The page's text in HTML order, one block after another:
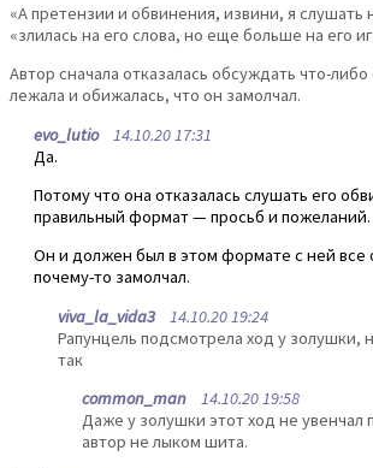
«А претензии и обвинения, извини, я слушать
«злилась на его слова, но еще больше на его
Автор сначала отказалась обсуждать что-
лежала и обижалась, что он замолчал.
evo_lutio14.10.20 17:31
Да.
Потому что она отказалась слушать его
правильный формат — просьб и пожеланий.
Он и должен был в этом формате с ней все
почему-то замолчал.
viva_la_vida3 14.10.20 19:24
Рапунцель подсмотрела ход у золушки,
так
common_man 14.10.20 19:58
Даже у золушки этот ход не
автор не лыком шита.